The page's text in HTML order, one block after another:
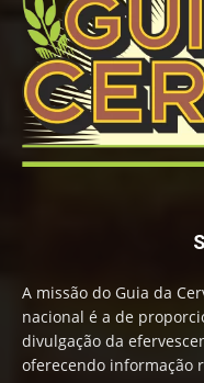
A missão do Guia da
nacional é a de
divulgação da
oferecendo informação